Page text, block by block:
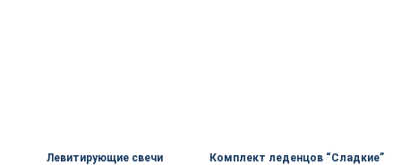
Левитирующие свечи Комплект леденцов “Сладкие”